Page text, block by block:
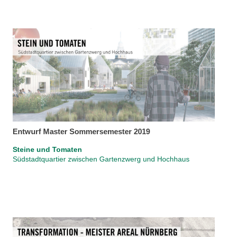
Entwurf Master Sommersemester 2019
Steine und Tomaten
Südstadtquartier zwischen Gartenzwerg und Hochhaus